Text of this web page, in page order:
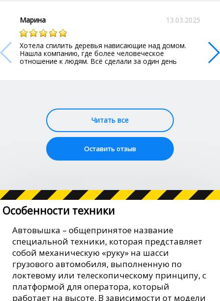
13.03.2025
Марина
Хотела спилить деревья нависающие над домом.
Нашла компанию, где более человеческое
отношение к людям. Всё сделали за один день
Читать все
Оставить отзыв
Особенности техники
Автовышка – общепринятое название
специальной техники, которая представляет
собой механическую «руку» на шасси
грузового автомобиля, выполненную по
локтевому или телескопическому принципу, с
платформой для оператора, который
работает на высоте. В зависимости от модели